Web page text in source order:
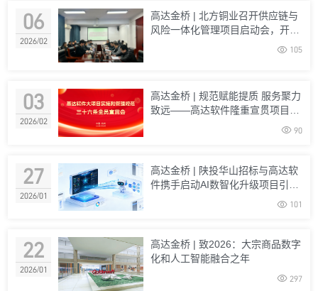
06
2026/02
高达金桥 | 北方铜业召开供应链与
风险一体化管理项目启动会，开启
 105
03
2026/02
高达金桥 | 规范赋能提质 服务聚力
致远——高达软件隆重宣贯项目管
 90
27
2026/01
高达金桥 | 陕投华山招标与高达软
件携手启动AI数智化升级项目引领
 101
22
2026/01
高达金桥 | 致2026：大宗商品数字
化和人工智能融合之年
 297